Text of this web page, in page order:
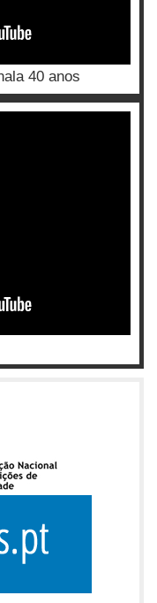
40 anos